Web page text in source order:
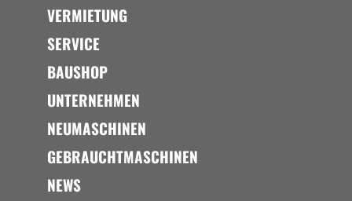
VERMIETUNG
SERVICE
BAUSHOP
UNTERNEHMEN
NEUMASCHINEN
GEBRAUCHTMASCHINEN
NEWS